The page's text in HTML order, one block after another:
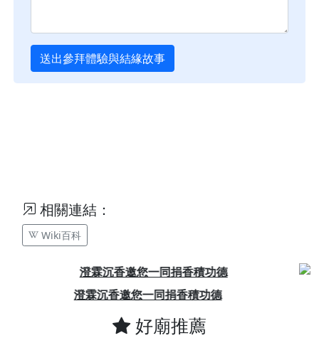
送出參拜體驗與結緣故事
相關連結：
Wiki百科
加入粉絲團，一起跟我們推廣宮廟文化
Previous
好廟推薦